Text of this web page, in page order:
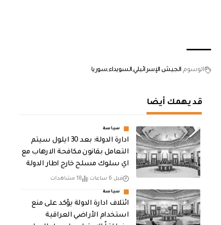
الوسوم الجيش الإسرائيلي السويداءسوريا
قد يهمك أيضا
سياسة
ادارة الدولة: بعد 30 ايلول سيتم
التعامل بقانون مكافحة الارهاب مع
اي سلوك مسلح خارج اطار الدولة
قبل 6 ساعات 18 مشاهدات
سياسة
ائتلاف ادارة الدولة يؤكد على منع
استخدام الأراضي العراقية